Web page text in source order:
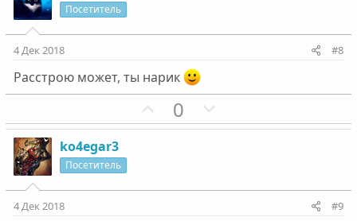
т
н
ы
й
о
т
й
о
Посетитель
4 Дек 2018 #8
Расстрою может, ты нарик
П
о
т
0
е
т
ko4egar3
Посетитель
4 Дек 2018 #9